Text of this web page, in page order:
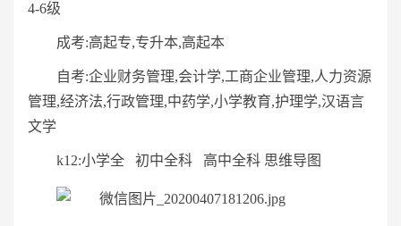
4-6级
成考:高起专,专升本,高起本
自考:企业财务管理,会计学,工商企业管理,人力资源
管理,经济法,行政管理,中药学,小学教育,护理学,汉语言
文学
k12:小学全 初中全科 高中全科 思维导图